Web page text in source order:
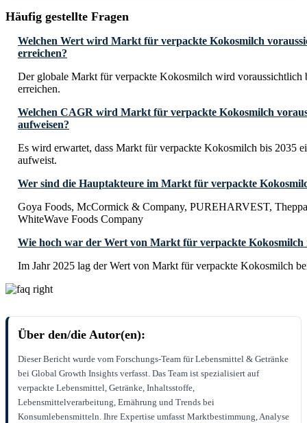
Häufig gestellte Fragen
Welchen Wert wird Markt für verpackte Kokosmilch
erreichen?
Der globale Markt für verpackte Kokosmilch wird
erreichen.
Welchen CAGR wird Markt für verpackte Kokosmilch
aufweisen?
Es wird erwartet, dass Markt für verpackte Kokosmilch bis 2035
aufweist.
Wer sind die Hauptakteure im Markt für verpackte
Goya Foods, McCormick & Company, PUREHARVEST,
WhiteWave Foods Company
Wie hoch war der Wert von Markt für verpackte Kokosmilch
Im Jahr 2025 lag der Wert von Markt für verpackte Kokosmilch
Über den/die Autor(en):
Dieser Bericht wurde vom Forschungs-Team für Lebensmittel & Getränke
bei Global Growth Insights verfasst. Das Team ist spezialisiert auf
verpackte Lebensmittel, Getränke, Inhaltsstoffe,
Lebensmittelverarbeitung, Ernährung und Trends bei
Konsumlebensmitteln. Ihre Expertise umfasst Marktbestimmung, Analyse